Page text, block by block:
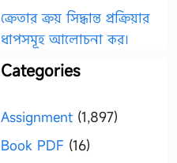
ক্রেতার ক্রয় সিদ্ধান্ত প্রক্রিয়ার
ধাপসমূহ আলোচনা কর।
Categories
Assignment (1,897)
Book PDF (16)